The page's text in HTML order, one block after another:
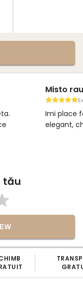
Misto rau
Imi place
elegant,
tău